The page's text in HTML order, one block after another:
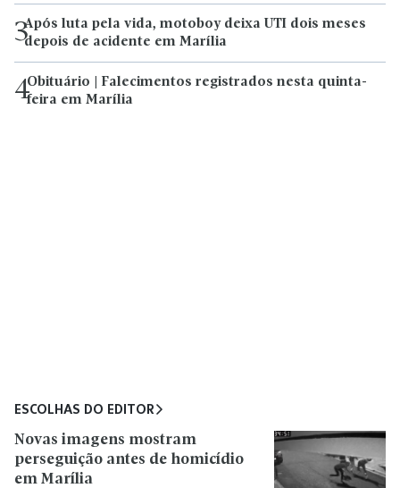
3Após luta pela vida, motoboy deixa UTI dois meses
depois de acidente em Marília
4Obituário | Falecimentos registrados nesta quinta-
feira em Marília
ESCOLHAS DO EDITOR
Novas imagens mostram
perseguição antes de homicídio
em Marília